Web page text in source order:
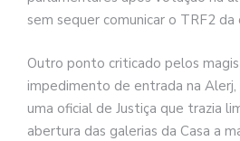
sem sequer comunicar o TRF2 da
Outro ponto criticado pelos
impedimento de entrada na
uma oficial de Justiça que trazia
abertura das galerias da Casa a